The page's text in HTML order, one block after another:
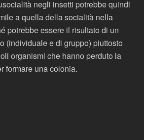
negli insetti potrebbe quindi
a quella della socialità nella
potrebbe essere il risultato di un
(individuale e di gruppo) piuttosto
organismi che hanno perduto la
formare una colonia.